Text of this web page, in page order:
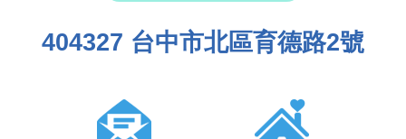
404327 台中市北區育德路2號